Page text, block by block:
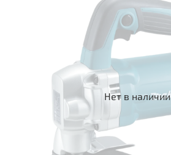
Нет в наличии